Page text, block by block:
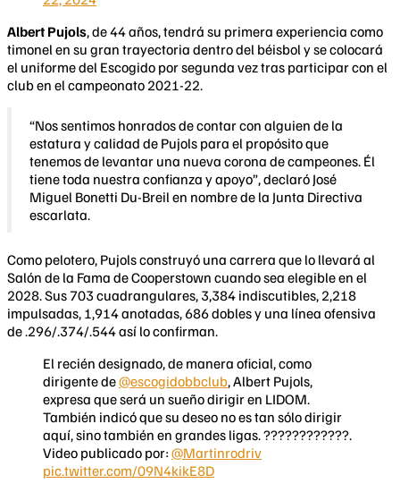
Albert Pujols, de 44 años, tendrá su primera experiencia como
timonel en su gran trayectoria dentro del béisbol y se colocará
el uniforme del Escogido por segunda vez tras participar con el
club en el campeonato 2021-22.
“Nos sentimos honrados de contar con alguien de la
estatura y calidad de Pujols para el propósito que
tenemos de levantar una nueva corona de campeones. Él
tiene toda nuestra confianza y apoyo”, declaró José
Miguel Bonetti Du-Breil en nombre de la Junta Directiva
escarlata.
Como pelotero, Pujols construyó una carrera que lo llevará al
Salón de la Fama de Cooperstown cuando sea elegible en el
2028. Sus 703 cuadrangulares, 3,384 indiscutibles, 2,218
impulsadas, 1,914 anotadas, 686 dobles y una línea ofensiva
de .296/.374/.544 así lo confirman.
El recién designado, de manera oficial, como
dirigente de@escogidobbclub, Albert Pujols,
expresa que será un sueño dirigir en LIDOM.
También indicó que su deseo no es tan sólo dirigir
aquí, sino también en grandes ligas. ????????????.
Video publicado por: @Martinrodriv
pic.twitter.com/09N4kikE8D